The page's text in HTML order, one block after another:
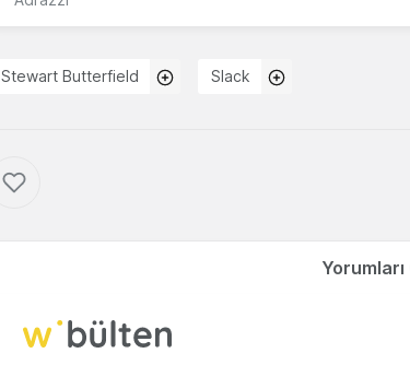
Stewart Butterfield Slack
Yorumları